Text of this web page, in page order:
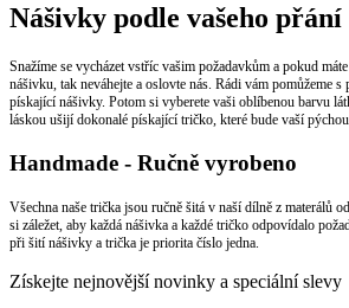
Nášivky podle vašeho přání
Snažíme se vycházet vstříc vašim požadavkům a pokud
nášivku, tak neváhejte a oslovte nás. Rádi vám pomůžeme
pískající nášivky. Potom si vyberete vaši oblíbenou barvu
láskou ušijí dokonalé pískající tričko, které bude vaší pýchou.
Handmade - Ručně vyrobeno
Všechna naše trička jsou ručně šitá v naší dílně z materálů
si záležet, aby každá nášivka a každé tričko odpovídalo
při šití nášivky a trička je priorita číslo jedna.
Získejte nejnovější novinky a speciální slevy